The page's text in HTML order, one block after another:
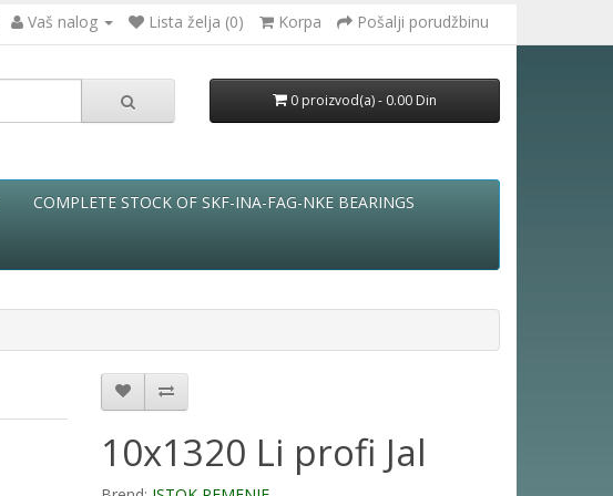
Vaš nalog Lista želja (0) Korpa Pošalji porudžbinu
0 proizvod(a) - 0.00 Din
COMPLETE STOCK OF SKF-INA-FAG-NKE BEARINGS
10x1320 Li profi Jal